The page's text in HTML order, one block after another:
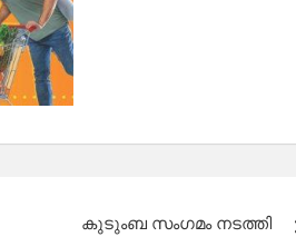
കുടുംബ സംഗമം നടത്തി